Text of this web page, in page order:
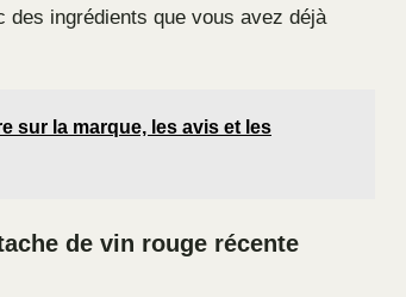
des ingrédients que vous avez déjà
sur la marque, les avis et les
de vin rouge récente